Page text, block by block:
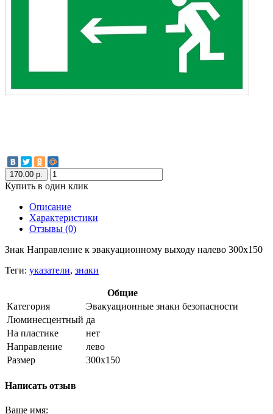
170.00 р.
Купить в один клик
Описание
Характеристики
Отзывы (0)
Знак Направление к эвакуационному выходу налево 300x150
Теги: указатели, знаки
Общие
Категория
Эвакуационные знаки безопасности
Люминесцентный да
На пластике
нет
Направление
лево
Размер
300х150
Написать отзыв
Ваше имя: